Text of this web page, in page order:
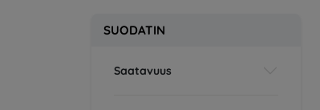
SUODATIN
Saatavuus